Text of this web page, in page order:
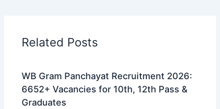
Related Posts
WB Gram Panchayat Recruitment 2026:
6652+ Vacancies for 10th, 12th Pass &
Graduates